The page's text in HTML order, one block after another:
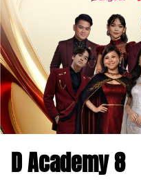
D Academy 8